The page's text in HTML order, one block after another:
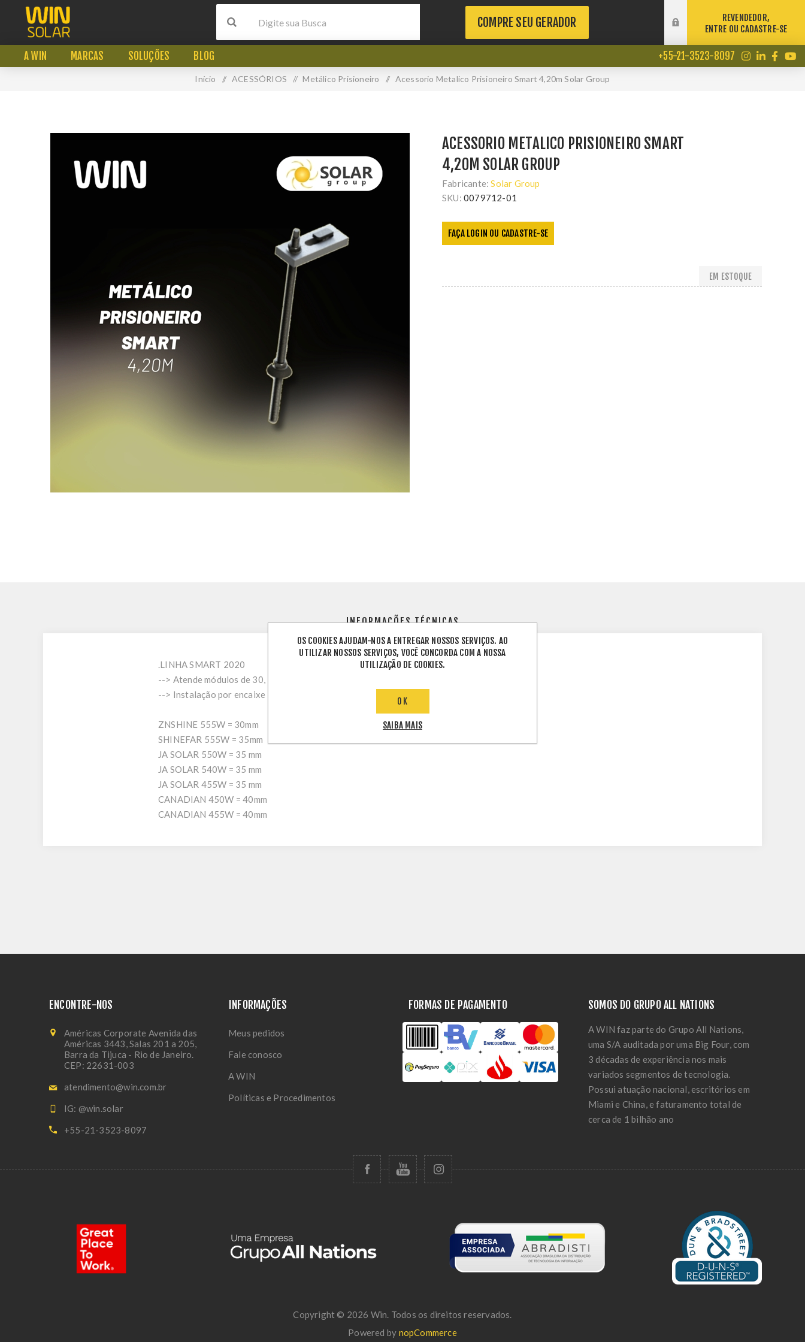
COMPRE SEU GERADOR
REVENDEDOR,
ENTRE OU CADASTRE-SE
A WIN MARCAS SOLUÇÕES BLOG +55-21-3523-8097
Início / ACESSÓRIOS / Metálico Prisioneiro / Acessorio Metalico Prisioneiro Smart 4,20m Solar Group
ACESSORIO METALICO PRISIONEIRO SMART
4,20M SOLAR GROUP
Fabricante: Solar Group
SKU: 0079712-01
FAÇA LOGIN OU CADASTRE-SE
EM ESTOQUE
INFORMAÇÕES TÉCNICAS
.LINHA SMART 2020
--> Atende módulos de 30, 35 E 40mm - mesmos grampos
--> Instalação por encaixe
ZNSHINE 555W = 30mm
SHINEFAR 555W = 35mm
JA SOLAR 550W = 35 mm
JA SOLAR 540W = 35 mm
JA SOLAR 455W = 35 mm
CANADIAN 450W = 40mm
CANADIAN 455W = 40mm
ENCONTRE-NOS
Américas Corporate Avenida das
Américas 3443, Salas 201 a 205,
Barra da Tijuca - Rio de Janeiro.
CEP: 22631-003
atendimento@win.com.br
IG: @win.solar
+55-21-3523-8097
INFORMAÇÕES
Meus pedidos
Fale conosco
A WIN
Políticas e Procedimentos
FORMAS DE PAGAMENTO SOMOS DO GRUPO ALL NATIONS
A WIN faz parte do Grupo All Nations,
uma S/A auditada por uma Big Four, com
3 décadas de experiência nos mais
variados segmentos de tecnologia.
Possui atuação nacional, escritórios em
Miami e China, e faturamento total de
cerca de 1 bilhão ano
Copyright © 2026 Win. Todos os direitos reservados.
Powered by nopCommerce
OS COOKIES AJUDAM-NOS A ENTREGAR NOSSOS SERVIÇOS. AO
UTILIZAR NOSSOS SERVIÇOS, VOCÊ CONCORDA COM A NOSSA
UTILIZAÇÃO DE COOKIES.
OK
SAIBA MAIS